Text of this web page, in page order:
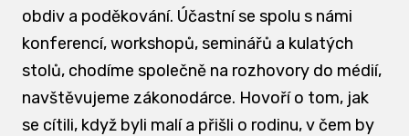
obdiv a poděkování. Účastní se spolu s námi
konferencí, workshopů, seminářů a kulatých
stolů, chodíme společně na rozhovory do médií,
navštěvujeme zákonodárce. Hovoří o tom, jak
se cítili, když byli malí a přišli o rodinu, v čem by